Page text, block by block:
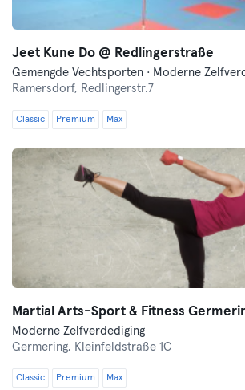
Jeet Kune Do @ Redlingerstraße
Gemengde Vechtsporten · Moderne
Ramersdorf, Redlingerstr.7
Classic Premium Max
Martial Arts-Sport & Fitness
Moderne Zelfverdediging
Germering, Kleinfeldstraße 1C
Classic Premium Max